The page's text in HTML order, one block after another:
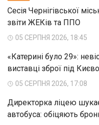
Сесія Чернігівської
звіти ЖЕКів та ППО
05 СЕРПНЯ 2026, 18:45
«Катерині було 29»:
виставці зброї під
05 СЕРПНЯ 2026, 17:08
Директорка ліцею
автобуса: обіцяють